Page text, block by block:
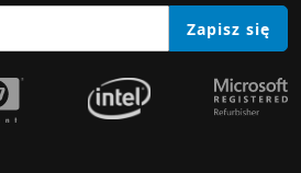
Zapisz się